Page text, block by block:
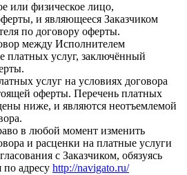
или физическое лицо,
и являющееся Заказчиком
по договору оферты.
между Исполнителем
платных услуг, заключённый
услуг на условиях договора
оферты. Перечень платных
ниже, и являются неотъемлемой
в любой момент изменить
и расценки на платные услуги
с Заказчиком, обязуясь
по адресу http://navigato.ru/